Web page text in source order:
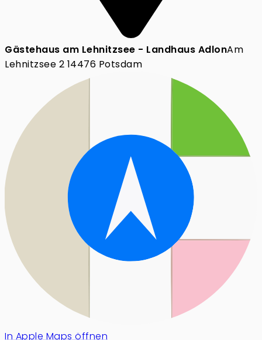
Gästehaus am Lehnitzsee - Landhaus AdlonAm
Lehnitzsee 2 14476 Potsdam
In Apple Maps öffnen